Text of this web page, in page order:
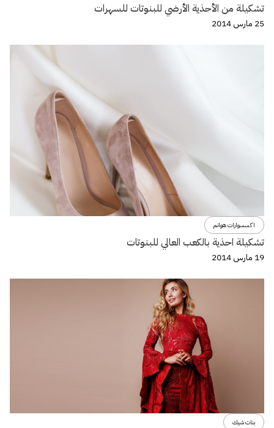
تشكيلة من الأحذية الأرضي للبنوتات للسهرات
25 مارس 2014
اكسسوارات هوانم
تشكيلة احذية بالكعب العالي للبنوتات
19 مارس 2014
بنات شيك